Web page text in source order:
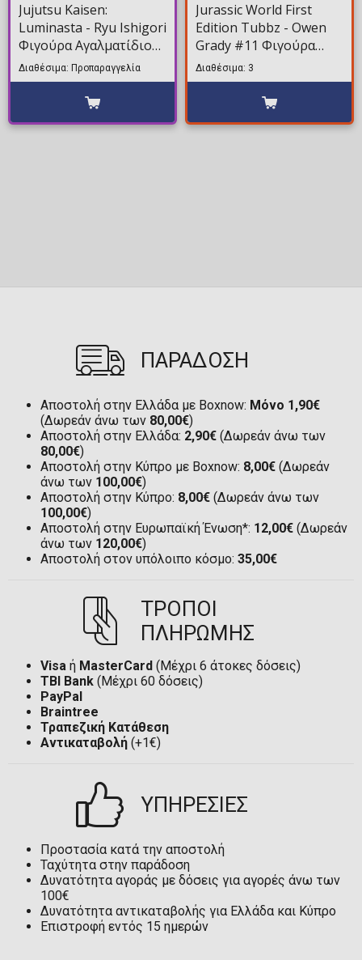
Jujutsu Kaisen:
Luminasta - Ryu Ishigori
Φιγούρα Αγαλματίδιο
(24cm)
Διαθέσιμα: Προπαραγγελία
Jurassic World First
Edition Tubbz - Owen
Grady #11 Φιγούρα
Παπάκι Μπάνιου (10cm)
Διαθέσιμα: 3
ΠΑΡΑΔΟΣΗ
Αποστολή στην Ελλάδα με Boxnow: Μόνο 1,90€
(Δωρεάν άνω των 80,00€)
Αποστολή στην Ελλάδα: 2,90€ (Δωρεάν άνω των
80,00€)
Αποστολή στην Κύπρο με Boxnow: 8,00€ (Δωρεάν
άνω των 100,00€)
Αποστολή στην Κύπρο: 8,00€ (Δωρεάν άνω των
100,00€)
Αποστολή στην Ευρωπαϊκή Ένωση*: 12,00€ (Δωρεάν
άνω των 120,00€)
Αποστολή στον υπόλοιπο κόσμο: 35,00€
ΤΡΟΠΟΙ
ΠΛΗΡΩΜΗΣ
Visa ή MasterCard (Μέχρι 6 άτοκες δόσεις)
TBI Bank (Μέχρι 60 δόσεις)
PayPal
Braintree
Τραπεζική Κατάθεση
Αντικαταβολή (+1€)
ΥΠΗΡΕΣΙΕΣ
Προστασία κατά την αποστολή
Ταχύτητα στην παράδοση
Δυνατότητα αγοράς με δόσεις για αγορές άνω των
100€
Δυνατότητα αντικαταβολής για Ελλάδα και Κύπρο
Επιστροφή εντός 15 ημερών